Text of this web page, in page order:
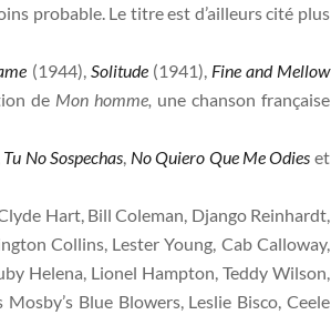
probable. Le titre est d’ailleurs cité plus
(1944), Solitude(1941), Fine and Mellow
de Mon homme, une chanson française
Tu No Sospechas No Quiero Que Me Odies et
Hart, Bill Coleman, Django Reinhardt,
Collins, Lester Young, Cab Calloway,
Helena, Lionel Hampton, Teddy Wilson,
Blue Blowers, Leslie Bisco, Ceele